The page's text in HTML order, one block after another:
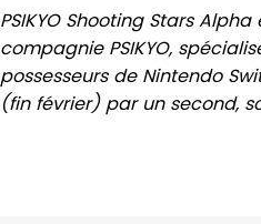
PSIKYO Shooting Stars
compagnie PSIKYO,
possesseurs de Nintendo
(fin février) par un second,